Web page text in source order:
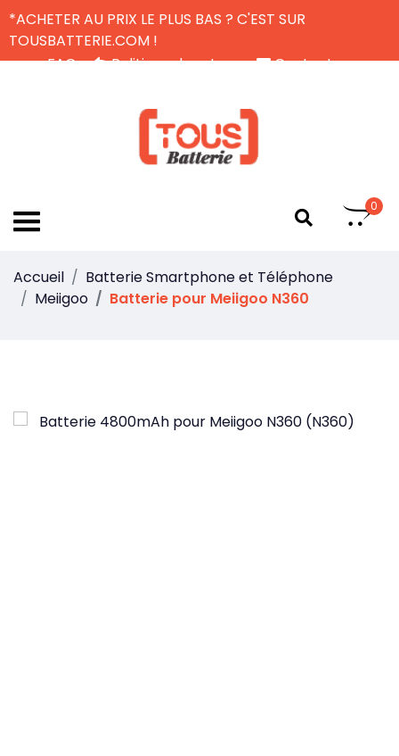
*ACHETER AU PRIX LE PLUS BAS ? C'EST SUR
TOUSBATTERIE.COM !
FAQ
Politique de retour
Contactez-nous
0
Accueil
Batterie Smartphone et Téléphone
Meiigoo
Batterie pour Meiigoo N360